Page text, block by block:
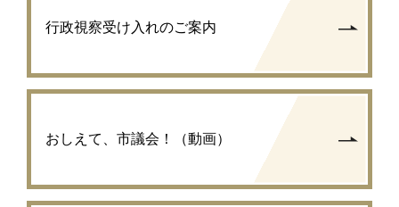
行政視察受け入れのご案内
おしえて、市議会！（動画）